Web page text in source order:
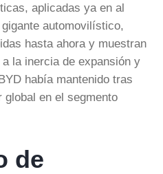
aplicadas ya en al
automovilístico,
hasta ahora y muestran
la inercia de expansión y
había mantenido tras
global en el segmento
de